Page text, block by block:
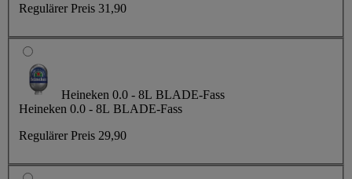
Regulärer Preis 31,90
Heineken 0.0 - 8L BLADE-Fass
Heineken 0.0 - 8L BLADE-Fass
Regulärer Preis 29,90